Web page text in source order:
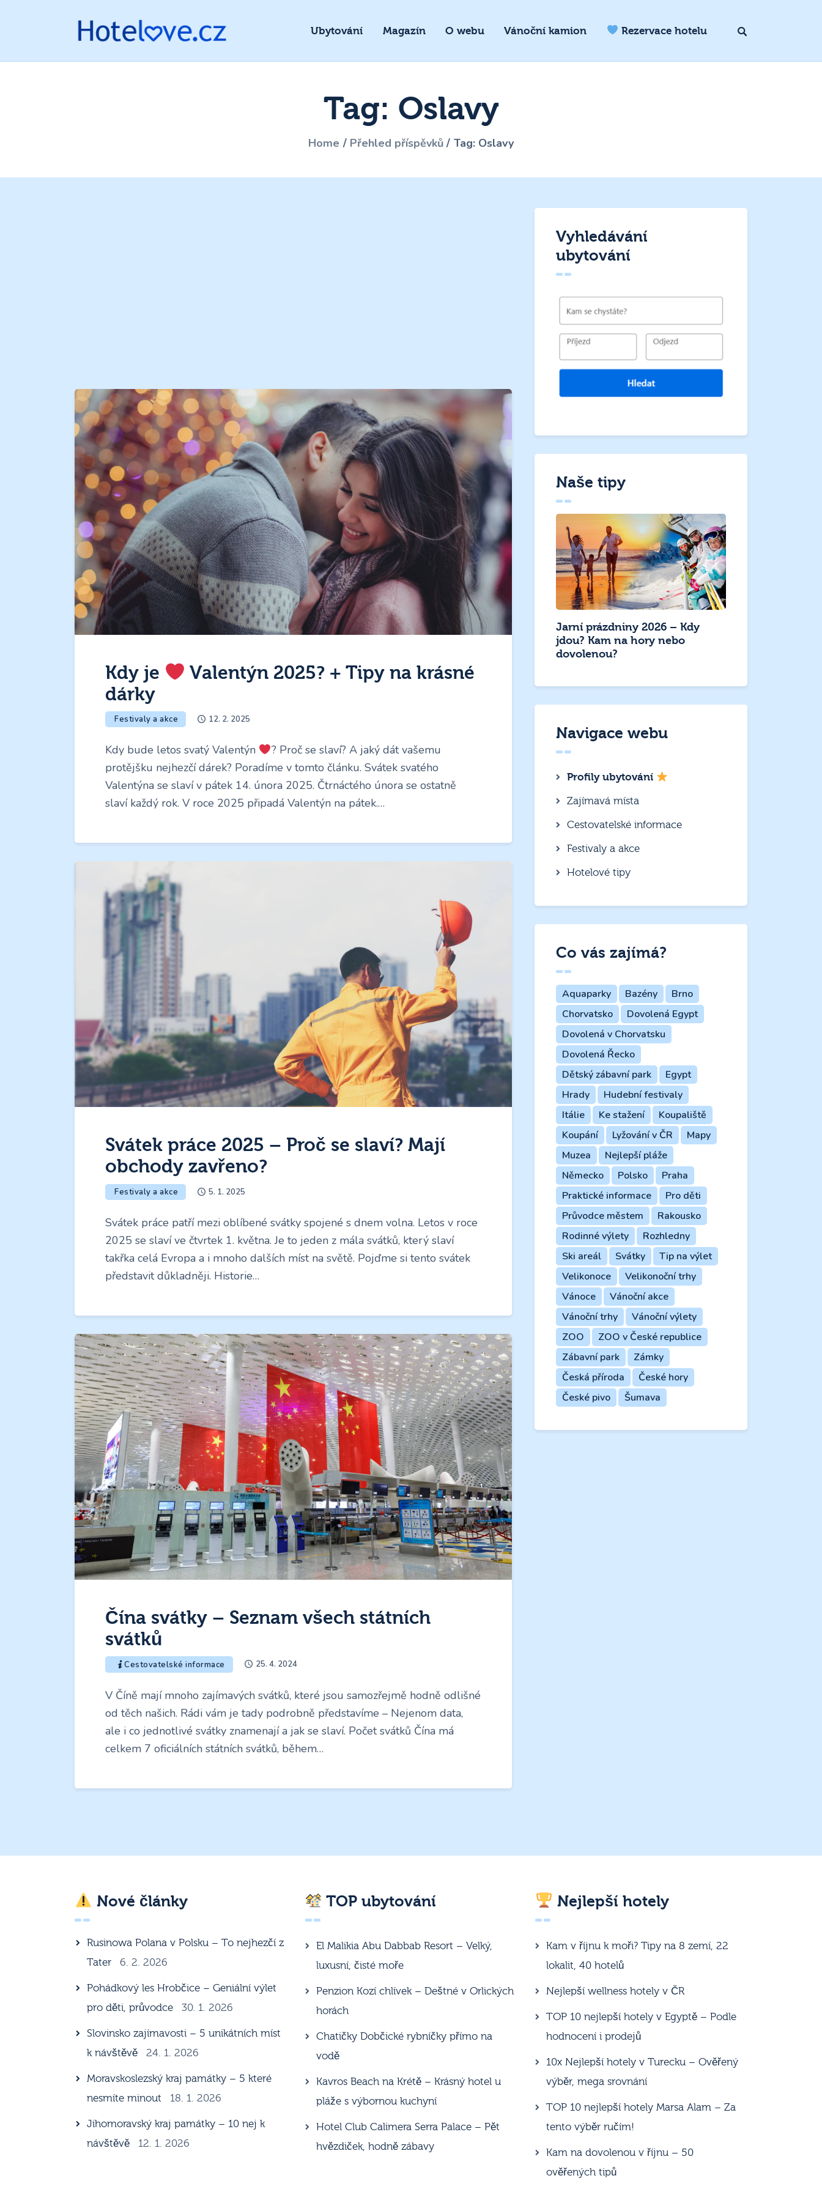
Ubytování Magazín O webu Vánoční kamion Rezervace hotelu
Tag: Oslavy
Home Přehled příspěvků Tag: Oslavy
Kdy je
Valentýn 2025? + Tipy na krásné
dárky
Festivaly a akce 12. 2. 2025
Kdy bude letos svatý Valentýn
? Proč se slaví? A jaký dát vašemu
protějšku nejhezčí dárek? Poradíme v tomto článku. Svátek svatého
Valentýna se slaví v pátek 14. února 2025. Čtrnáctého února se ostatně
slaví každý rok. V roce 2025 připadá Valentýn na pátek.…
Svátek práce 2025 – Proč se slaví? Mají
obchody zavřeno?
Festivaly a akce 5. 1. 2025
Svátek práce patří mezi oblíbené svátky spojené s dnem volna. Letos v roce
2025 se slaví ve čtvrtek 1. května. Je to jeden z mála svátků, který slaví
takřka celá Evropa a i mnoho dalších míst na světě. Pojďme si tento svátek
představit důkladněji. Historie…
Čína svátky – Seznam všech státních
svátků
Cestovatelské informace 25. 4. 2024
V Číně mají mnoho zajímavých svátků, které jsou samozřejmě hodně odlišné
od těch našich. Rádi vám je tady podrobně představíme – Nejenom data,
ale i co jednotlivé svátky znamenají a jak se slaví. Počet svátků Čína má
celkem 7 oficiálních státních svátků, během…
Vyhledávání
ubytování
Naše tipy
Jarní prázdniny 2026 – Kdy
jdou? Kam na hory nebo
dovolenou?
Navigace webu
Profily ubytování
Zajímavá místa
Cestovatelské informace
Festivaly a akce
Hotelové tipy
Co vás zajímá?
Aquaparky Bazény
Brno
Chorvatsko
Dovolená Egypt
Dovolená v Chorvatsku
Dovolená Řecko
Dětský zábavní park
Egypt
Hrady
Hudební festivaly
Itálie
Ke stažení
Koupaliště
Koupání
Lyžování v ČR
Mapy
Muzea
Nejlepší pláže
Německo
Polsko
Praha
Praktické informace
Pro děti
Průvodce městem
Rakousko
Rodinné výlety
Rozhledny
Ski areál
Svátky
Tip na výlet
Velikonoce
Velikonoční trhy
Vánoce
Vánoční akce
Vánoční trhy
Vánoční výlety
ZOO
ZOO v České republice
Zábavní park
Zámky
Česká příroda
České hory
České pivo
Šumava
Nové články
Rusinowa Polana v Polsku – To nejhezčí z
Tater
6. 2. 2026
Pohádkový les Hrobčice – Geniální výlet
pro děti, průvodce
30. 1. 2026
Slovinsko zajímavosti – 5 unikátních míst
k návštěvě
24. 1. 2026
Moravskoslezský kraj památky – 5 které
nesmíte minout
18. 1. 2026
Jihomoravský kraj památky – 10 nej k
návštěvě
12. 1. 2026
TOP ubytování
El Malikia Abu Dabbab Resort – Velký,
luxusní, čisté moře
Penzion Kozí chlívek – Deštné v Orlických
horách
Chatičky Dobčické rybníčky přímo na
vodě
Kavros Beach na Krétě – Krásný hotel u
pláže s výbornou kuchyní
Hotel Club Calimera Serra Palace – Pět
hvězdiček, hodně zábavy
Nejlepší hotely
Kam v říjnu k moři? Tipy na 8 zemí, 22
lokalit, 40 hotelů
Nejlepší wellness hotely v ČR
TOP 10 nejlepší hotely v Egyptě – Podle
hodnocení i prodejů
10x Nejlepší hotely v Turecku – Ověřený
výběr, mega srovnání
TOP 10 nejlepší hotely Marsa Alam – Za
tento výběr ručím!
Kam na dovolenou v říjnu – 50
ověřených tipů